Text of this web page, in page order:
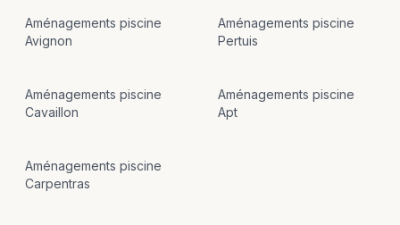
Aménagements piscine
Avignon
Aménagements piscine
Pertuis
Aménagements piscine
Cavaillon
Aménagements piscine
Apt
Aménagements piscine
Carpentras